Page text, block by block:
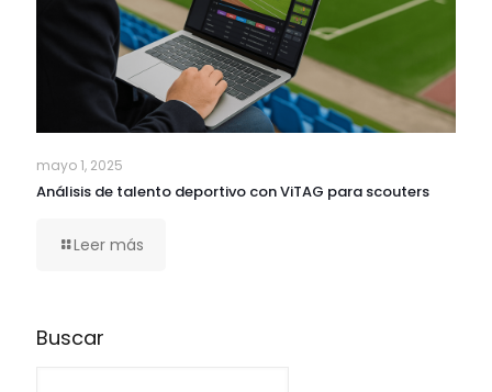
mayo 1, 2025
Análisis de talento deportivo con ViTAG para scouters
Leer más
Buscar